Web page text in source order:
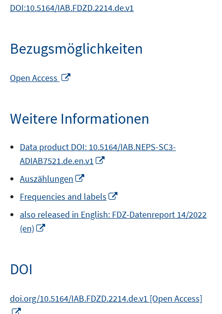
DOI:10.5164/IAB.FDZD.2214.de.v1
Bezugsmöglichkeiten
Open Access
öffnen
Weitere Informationen
Data product DOI: 10.5164/IAB.NEPS-SC3-
ADIAB7521.de.en.v1
öffnen
Auszählungen
Fenster
öffnen
Frequencies and labels
Fenster
also released in English: FDZ-Datenreport 14/2022
(en)
DOI
doi.org/10.5164/IAB.FDZD.2214.de.v1 [Open Access]